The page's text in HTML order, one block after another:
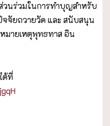
วนร่วมในการทำบุญสำหรับ
จัยถวายวัด และ สนับสนุน
มายเหตุพุทธทาส อิน
ด้ที่